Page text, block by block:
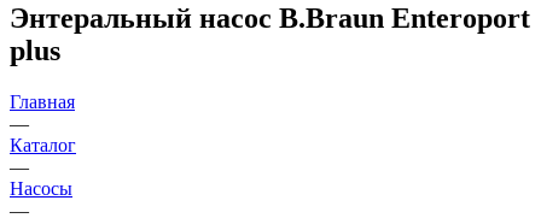
Энтеральный насос B.Braun Enteroport
plus
Главная
—
Каталог
—
Насосы
—